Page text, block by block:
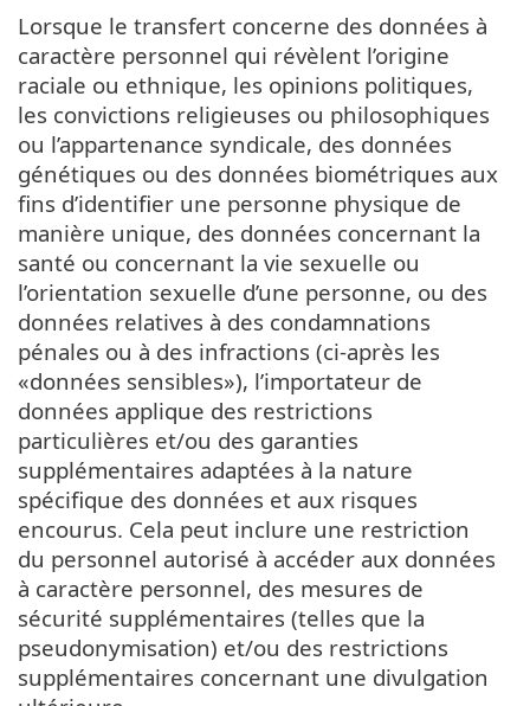
Lorsque le transfert concerne des données à
caractère personnel qui révèlent l’origine
raciale ou ethnique, les opinions politiques,
les convictions religieuses ou philosophiques
ou l’appartenance syndicale, des données
génétiques ou des données biométriques aux
fins d’identifier une personne physique de
manière unique, des données concernant la
santé ou concernant la vie sexuelle ou
l’orientation sexuelle d’une personne, ou des
données relatives à des condamnations
pénales ou à des infractions (ci-après les
«données sensibles»), l’importateur de
données applique des restrictions
particulières et/ou des garanties
supplémentaires adaptées à la nature
spécifique des données et aux risques
encourus. Cela peut inclure une restriction
du personnel autorisé à accéder aux données
à caractère personnel, des mesures de
sécurité supplémentaires (telles que la
pseudonymisation) et/ou des restrictions
supplémentaires concernant une divulgation